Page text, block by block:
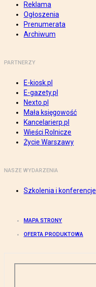
Reklama
Ogłoszenia
Prenumerata
Archiwum
PARTNERZY
E-kiosk.pl
E-gazety.pl
Nexto.pl
Mała księgowość
Kancelarierp.pl
Wieści Rolnicze
Życie Warszawy
NASZE WYDARZENIA
Szkolenia i konferencje
MAPA STRONY
OFERTA PRODUKTOWA